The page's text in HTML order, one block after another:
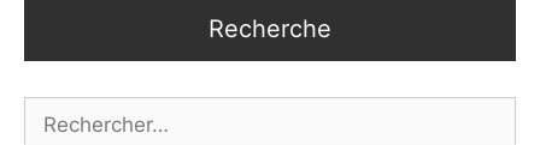
Recherche